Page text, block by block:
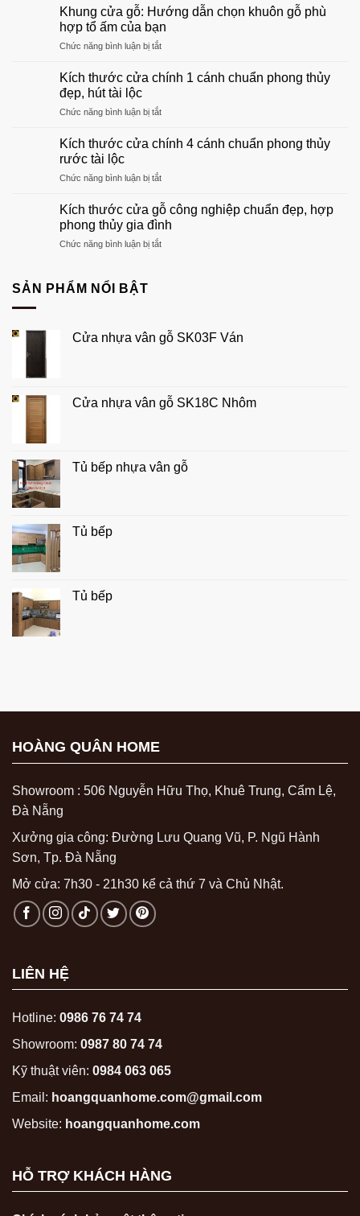
mẫu
gỗ
phòng
đẹp
nhất
Khung cửa gỗ: Hướng dẫn chọn khuôn gỗ phù
hợp tổ ấm của bạn
Chức năng bình luận bị tắtở
cửa
dẫn
khuôn
hợp
ấm
của
Kích thước cửa chính 1 cánh chuẩn phong thủy
đẹp, hút tài lộc
Chức năng bình luận bị tắtở
thước
1
chuẩn
phong
đẹp,
Kích thước cửa chính 4 cánh chuẩn phong thủy
rước tài lộc
Chức năng bình luận bị tắtở
thước
cửa
chính
4
lộc
Kích thước cửa gỗ công nghiệp chuẩn đẹp, hợp
phong thủy gia đình
Chức năng bình luận bị tắtở
chuẩn
thủy
gia
SẢN PHẨM NỔI BẬT
Cửa nhựa vân gỗ SK03F Ván
Cửa nhựa vân gỗ SK18C Nhôm
Tủ bếp nhựa vân gỗ
Tủ bếp
Tủ bếp
HOÀNG QUÂN HOME
Showroom : 506 Nguyễn Hữu Thọ, Khuê Trung, Cẩm Lệ,
Đà Nẵng
Xưởng gia công: Đường Lưu Quang Vũ, P. Ngũ Hành
Sơn, Tp. Đà Nẵng
Mở cửa: 7h30 - 21h30 kể cả thứ 7 và Chủ Nhật.
LIÊN HỆ
Hotline: 0986 76 74 74
Showroom: 0987 80 74 74
Kỹ thuật viên: 0984 063 065
Email: hoangquanhome.com@gmail.com
Website: hoangquanhome.com
HỖ TRỢ KHÁCH HÀNG